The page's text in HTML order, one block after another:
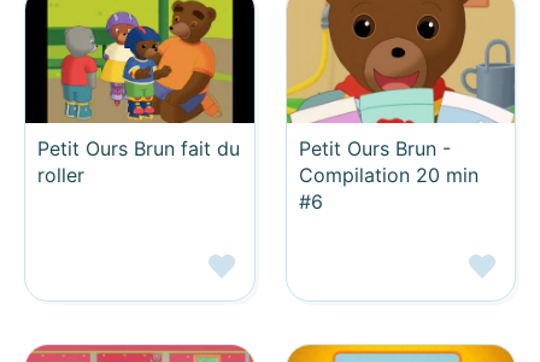
Petit Ours Brun fait du
roller
Petit Ours Brun -
Compilation 20 min
#6